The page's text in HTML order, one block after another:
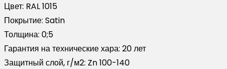
Цвет: RAL 1015
Покрытие: Satin
Толщина: 0;5
Гарантия на технические хара: 20 лет
Защитный слой, г/м2: Zn 100-140